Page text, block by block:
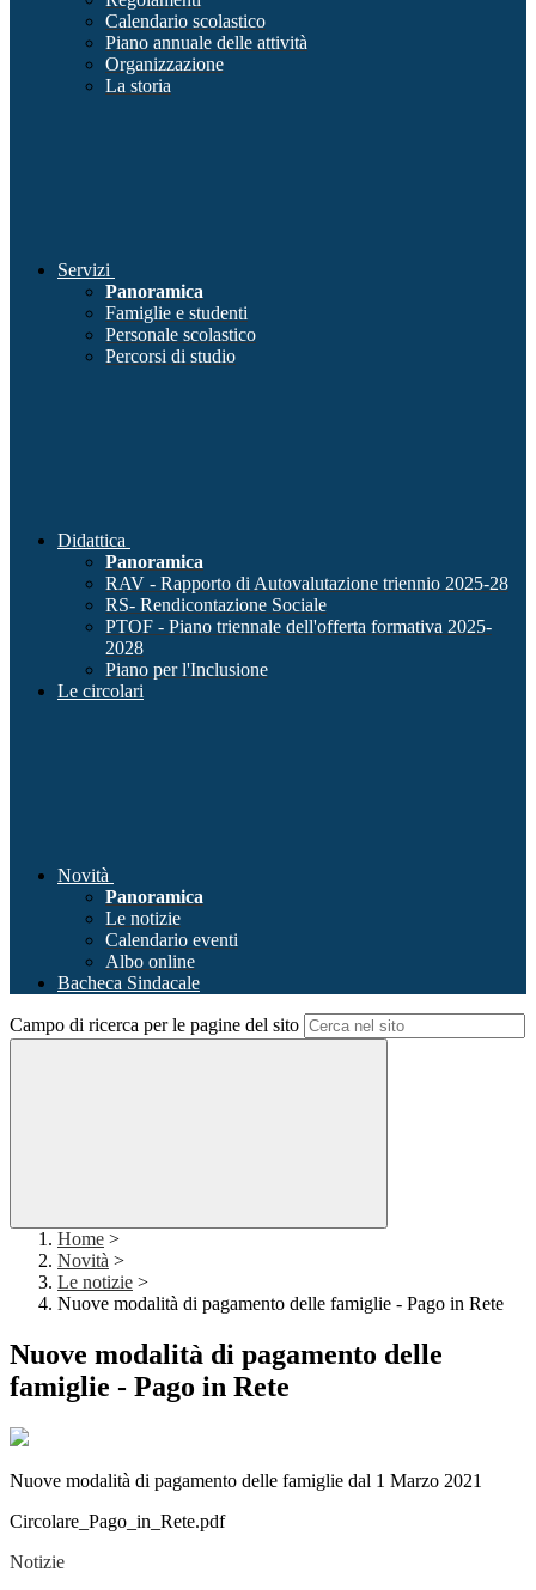
Calendario scolastico
Piano annuale delle attività
Organizzazione
La storia
Servizi
Panoramica
Famiglie e studenti
Personale scolastico
Percorsi di studio
Didattica
Panoramica
RAV - Rapporto di Autovalutazione triennio 2025-28
RS- Rendicontazione Sociale
PTOF - Piano triennale dell'offerta formativa 2025-
2028
Piano per l'Inclusione
Le circolari
Novità
Panoramica
Le notizie
Calendario eventi
Albo online
Bacheca Sindacale
Campo di ricerca per le pagine del sito
Home >
Novità >
Le notizie >
Nuove modalità di pagamento delle famiglie - Pago in Rete
Nuove modalità di pagamento delle
famiglie - Pago in Rete
Nuove modalità di pagamento delle famiglie dal 1 Marzo 2021
Circolare_Pago_in_Rete.pdf
Notizie